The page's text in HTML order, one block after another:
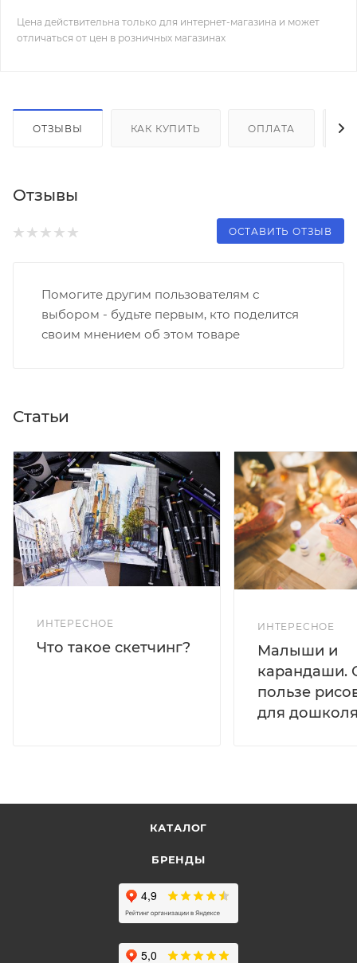
Цена действительна только для интернет-магазина и может
отличаться от цен в розничных магазинах
ОТЗЫВЫ КАК КУПИТЬ ОПЛАТА
Отзывы
ОСТАВИТЬ ОТЗЫВ
Помогите другим пользователям с
выбором - будьте первым, кто поделится
своим мнением об этом товаре
Статьи
ИНТЕРЕСНОЕ
Что такое скетчинг?
ИНТЕРЕСНОЕ
Малыши и
карандаши.
пользе
для
КАТАЛОГ
БРЕНДЫ